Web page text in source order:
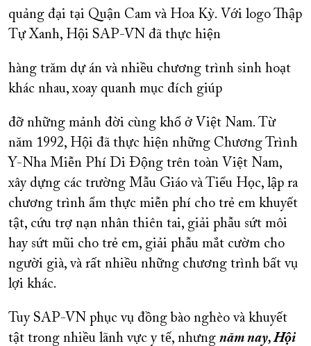
quảng đại tại Quận Cam và Hoa Kỳ. Với logo Thập
Tự Xanh, Hội SAP-VN đã thực hiện
hàng trăm dự án và nhiều chương trình sinh hoạt
khác nhau, xoay quanh mục đích giúp
đỡ những mảnh đời cùng khổ ở Việt Nam. Từ
năm 1992, Hội đã thực hiện những Chương Trình
Y-Nha Miễn Phí Di Động trên toàn Việt Nam,
xây dựng các trường Mẫu Giáo và Tiểu Học, lập ra
chương trình ẩm thực miễn phí cho trẻ em khuyết
tật, cứu trợ nạn nhân thiên tai, giải phẫu sứt môi
hay sứt mũi cho trẻ em, giải phẫu mắt cườm cho
người già, và rất nhiều những chương trình bất vụ
lợi khác.
Tuy SAP-VN phục vụ đồng bào nghèo và khuyết
tật trong nhiều lãnh vực y tế, nhưng năm nay, Hội